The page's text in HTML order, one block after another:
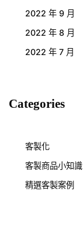
2022 年 9 月
2022 年 8 月
2022 年 7 月
Categories
客製化
客製商品小知識
精選客製案例